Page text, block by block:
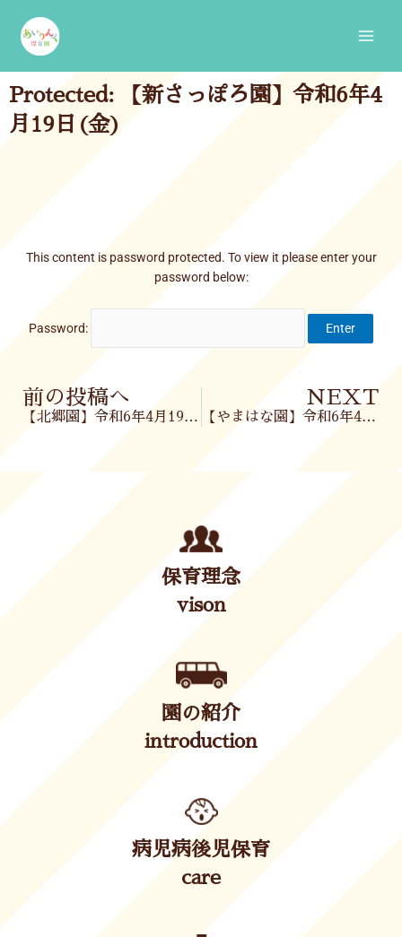
content
Protected: 【新さっぽろ園】令和6年4
月19日(金)
This content is password protected. To view it please enter your
password below:
Password:
Prev
前の投稿へ
【北郷園】令和6年4月19日(金)
NEXT
【やまはな園】令和6年4月19日(金)
保育理念
vison
園の紹介
introduction
病児病後児保育
care